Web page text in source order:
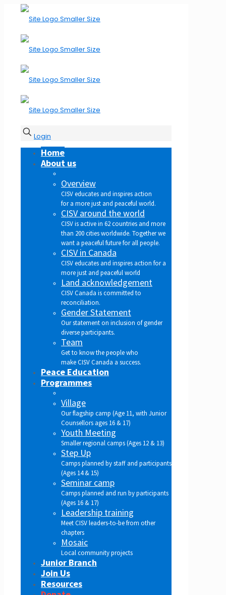
Login
Home
About us
Overview
CISV educates and inspires action
for a more just and peaceful world.
CISV around the world
CISV is active in 62 countries and more
than 200 cities worldwide. Together we
want a peaceful future for all people.
CISV in Canada
CISV educates and inspires action for a
more just and peaceful world
Land acknowledgement
CISV Canada is committed to
reconciliation.
Gender Statement
Our statement on inclusion of gender
diverse participants.
Team
Get to know the people who
make CISV Canada a success.
Peace Education
Programmes
Village
Our flagship camp (Age 11, with Junior
Counsellors ages 16 & 17)
Youth Meeting
Smaller regional camps (Ages 12 & 13)
Step Up
Camps planned by staff and participants
(Ages 14 & 15)
Seminar camp
Camps planned and run by participants
(Ages 16 & 17)
Leadership training
Meet CISV leaders-to-be from other
chapters
Mosaic
Local community projects
Junior Branch
Join Us
Resources